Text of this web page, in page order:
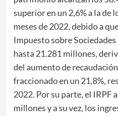
superior en un 2,6% a la de
meses de 2022, debido a
Impuesto sobre
hasta 21.281 millones,
del aumento de
fraccionado en un 21,8%,
2022. Por su parte, el IRPF
millones y a su vez, los